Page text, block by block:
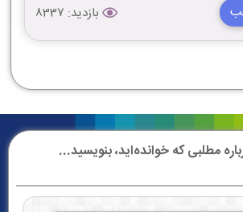
بازدید: 8337
مطلبی که خوانده‌اید، بنویسید...